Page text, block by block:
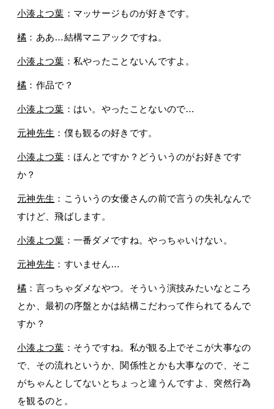
小湊よつ葉 ：マッサージものが好きです。
橘 ：ああ…結構マニアックですね。
小湊よつ葉 ：私やったことないんですよ。
橘 ：作品で？
小湊よつ葉 ：はい。やったことないので…
元神先生 ：僕も観るの好きです。
小湊よつ葉 ：ほんとですか？どういうのがお好きです
か？
元神先生 ：こういうの女優さんの前で言うの失礼なんで
すけど、飛ばします。
小湊よつ葉 ：一番ダメですね。やっちゃいけない。
元神先生 ：すいません…
橘 ：言っちゃダメなやつ。そういう演技みたいなところ
とか、最初の序盤とかは結構こだわって作られてるんで
すか？
小湊よつ葉 ：そうですね。私が観る上でそこが大事なの
で、その流れというか、関係性とかも大事なので、そこ
がちゃんとしてないとちょっと違うんですよ、突然行為
を観るのと。